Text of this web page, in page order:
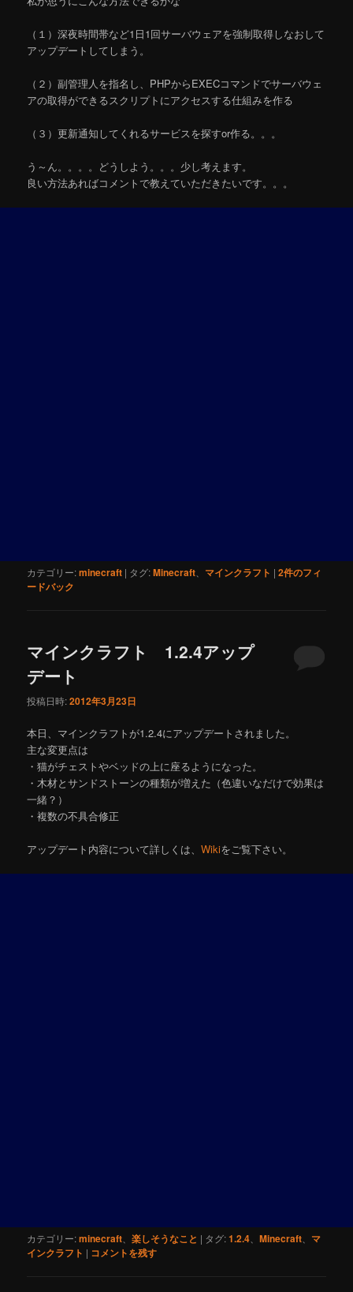
（１）深夜時間帯など1日1回サーバウェアを強制取得しなおして
アップデートしてしまう。
（２）副管理人を指名し、PHPからEXECコマンドでサーバウェ
アの取得ができるスクリプトにアクセスする仕組みを作る
（３）更新通知してくれるサービスを探すor作る。。。
う～ん。。。。どうしよう。。。少し考えます。
良い方法あればコメントで教えていただきたいです。。。
カテゴリー:minecraft | タグ:Minecraft マインクラフト |2件のフィ
ードバック
マインクラフト 1.2.4アップ
デート
投稿日時:2012年3月23日
本日、マインクラフトが1.2.4にアップデートされました。
主な変更点は
・猫がチェストやベッドの上に座るようになった。
・木材とサンドストーンの種類が増えた（色違いなだけで効果は
一緒？）
・複数の不具合修正
アップデート内容について詳しくは、Wikiをご覧下さい。
カテゴリー:minecraft 、楽しそうなこと | タグ:1.2.4 、Minecraft
マ
インクラフト | コメントを残す